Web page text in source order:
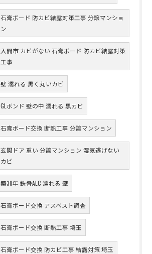
石膏ボード 防カビ結露対策工事 分譲マンショ
ン
入間市 カビがない 石膏ボード 防カビ結露対策
工事
壁 濡れる 黒く丸いカビ
GLボンド 壁の中 濡れる 黒カビ
石膏ボード交換 断熱工事 分譲マンション
玄関ドア 重い 分譲マンション 湿気逃げない
カビ
築30年 鉄骨ALC 濡れる 壁
石膏ボード交換 アスベスト調査
石膏ボード交換 断熱工事 埼玉
石膏ボード交換 防カビ工事 結露対策 埼玉